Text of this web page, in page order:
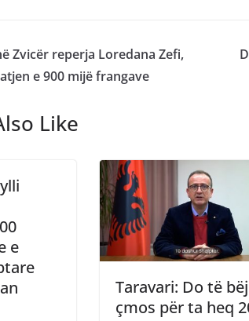
Zvicër reperja Loredana Zefi,
e 900 mijë frangave
Like
e
Taravari: Do të
çmos për ta heq